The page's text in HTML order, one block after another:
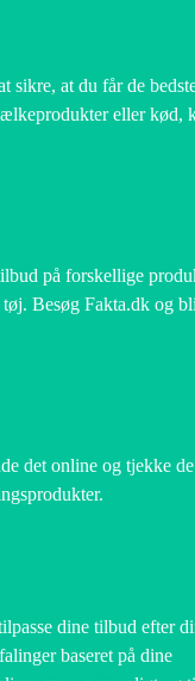
sikre, at du får de
eller kød,
på forskellige
Besøg Fakta.dk og
det online og tjekke de
dine tilbud efter
baseret på dine